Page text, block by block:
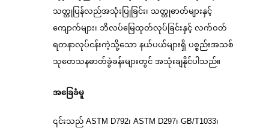
သတ္တုပြန်လည်အသုံးပြုခြင်း၊ သတ္တုဓာတ်များနှင့်
ကျောက်များ၊ ဘိလပ်မြေထုတ်လုပ်ခြင်းနှင့် လက်ဝတ်
ရတနာလုပ်ငန်းကဲ့သို့သော နယ်ပယ်များရှိ ပစ္စည်းအသစ်
သုတေသနဓာတ်ခွဲခန်းများတွင် အသုံးချနိုင်ပါသည်။
အခြေခံမူ
၎င်းသည် ASTM D792၊ ASTM D297၊ GB/T1033၊